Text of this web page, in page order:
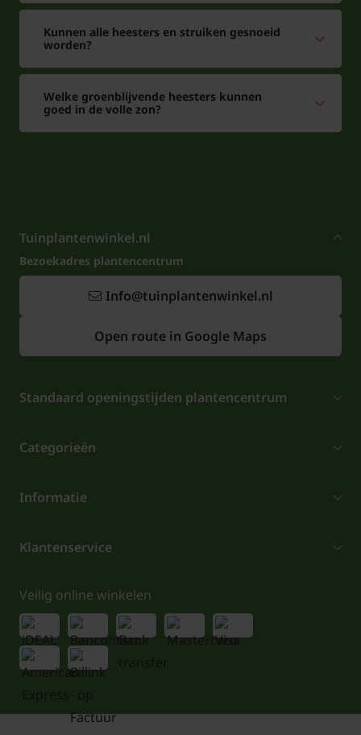
Kunnen alle heesters en struiken gesnoeid
worden?
Welke groenblijvende heesters kunnen
goed in de volle zon?
Tuinplantenwinkel.nl
Bezoekadres plantencentrum
Info@tuinplantenwinkel.nl
Open route in Google Maps
Standaard openingstijden plantencentrum
Categorieën
Informatie
Klantenservice
Veilig online winkelen